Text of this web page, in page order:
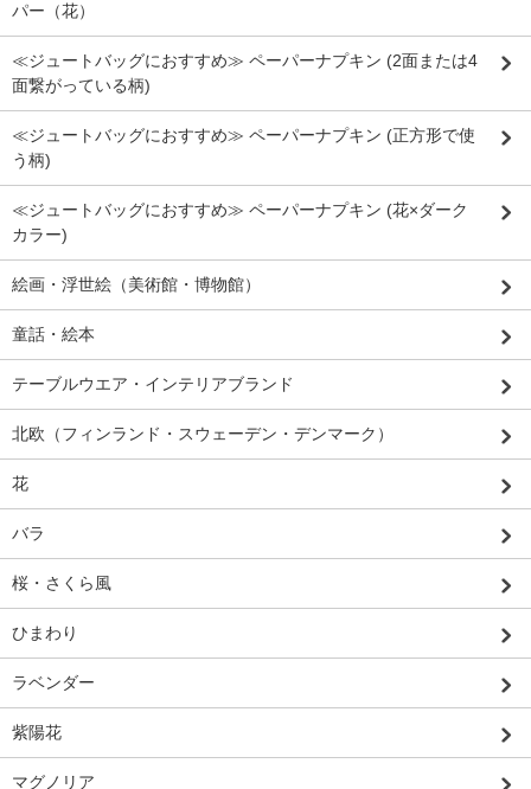
パー（花）
≪ジュートバッグにおすすめ≫ ペーパーナプキン (2面または4
面繋がっている柄)
≪ジュートバッグにおすすめ≫ ペーパーナプキン (正方形で使
う柄)
≪ジュートバッグにおすすめ≫ ペーパーナプキン (花×ダーク
カラー)
絵画・浮世絵（美術館・博物館）
童話・絵本
テーブルウエア・インテリアブランド
北欧（フィンランド・スウェーデン・デンマーク）
花
バラ
桜・さくら風
ひまわり
ラベンダー
紫陽花
マグノリア